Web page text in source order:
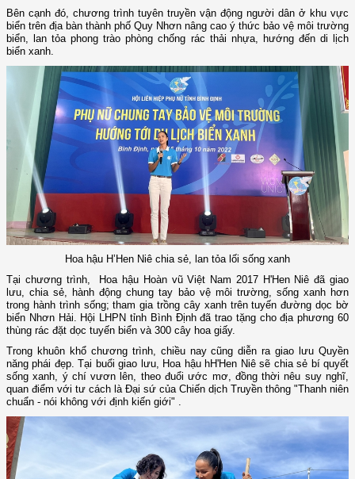
Bên cạnh đó, chương trình tuyên truyền vận động người dân ở khu vực
biển trên địa bàn thành phố Quy Nhơn nâng cao ý thức bảo vệ môi trường
biển, lan tỏa phong trào phòng chống rác thải nhựa, hướng đến di lịch
biển xanh.
Hoa hậu H’Hen Niê chia sẻ, lan tỏa lối sống xanh
Tại chương trình, Hoa hậu Hoàn vũ Việt Nam 2017 H'Hen Niê đã giao
lưu, chia sẻ, hành động chung tay bảo vệ môi trường, sống xanh hơn
trong hành trình sống; tham gia trồng cây xanh trên tuyến đường dọc bờ
biển Nhơn Hải. Hội LHPN tỉnh Bình Định đã trao tặng cho địa phương 60
thùng rác đặt dọc tuyến biển và 300 cây hoa giấy.
Trong khuôn khổ chương trình, chiều nay cũng diễn ra giao lưu Quyền
năng phái đẹp. Tại buổi giao lưu, Hoa hậu hH'Hen Niê sẽ chia sẻ bí quyết
sống xanh, ý chí vươn lên, theo đuổi ước mơ, đồng thời nêu suy nghĩ,
quan điểm với tư cách là Đại sứ của Chiến dịch Truyền thông "Thanh niên
chuẩn - nói không với định kiến giới" .